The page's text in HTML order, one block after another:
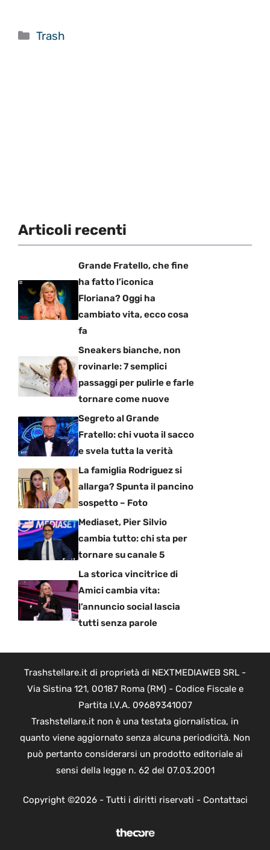
Categorie
Trash
Articoli recenti
Grande Fratello, che fine
ha fatto l’iconica
Floriana? Oggi ha
cambiato vita, ecco cosa
fa
Sneakers bianche, non
rovinarle: 7 semplici
passaggi per pulirle e farle
tornare come nuove
Segreto al Grande
Fratello: chi vuota il sacco
e svela tutta la verità
La famiglia Rodriguez si
allarga? Spunta il pancino
sospetto – Foto
Mediaset, Pier Silvio
cambia tutto: chi sta per
tornare su canale 5
La storica vincitrice di
Amici cambia vita:
l’annuncio social lascia
tutti senza parole
Trashstellare.it di proprietà di NEXTMEDIAWEB SRL -
Via Sistina 121, 00187 Roma (RM) - Codice Fiscale e
Partita I.V.A. 09689341007
Trashstellare.it non è una testata giornalistica, in
quanto viene aggiornato senza alcuna periodicità. Non
può pertanto considerarsi un prodotto editoriale ai
sensi della legge n. 62 del 07.03.2001
Copyright ©2026 - Tutti i diritti riservati - Contattaci